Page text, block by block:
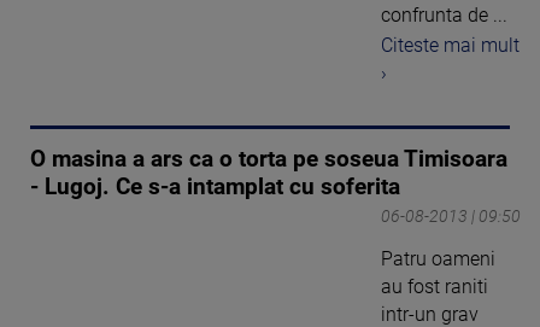
confrunta de ...
Citeste mai mult
›
O masina a ars ca o torta pe soseua Timisoara
- Lugoj. Ce s-a intamplat cu soferita
06-08-2013 | 09:50
Patru oameni
au fost raniti
intr-un grav